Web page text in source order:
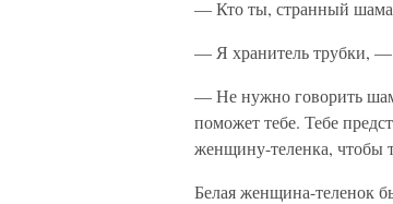
— Кто ты, странный
— Я хранитель трубки, —
— Не нужно говорить
поможет тебе. Тебе
женщину-теленка, чтобы
Белая женщина-теленок